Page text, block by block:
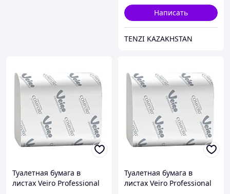
Написать
TENZI KAZAKHSTAN
Туалетная бумага в
листах Veiro Professional
Туалетная бумага в
листах Veiro Professional